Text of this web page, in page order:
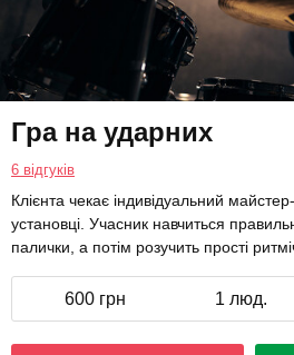
Гра на ударних
6 відгуків
Клієнта чекає індивідуальний
установці. Учасник навчиться
палички, а потім розучить прості
600 грн 1 люд.